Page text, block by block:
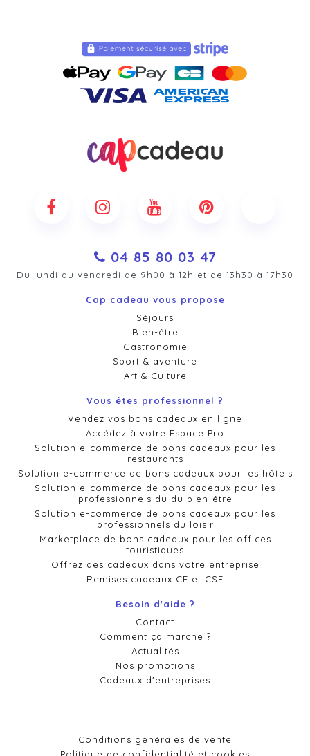
04 85 80 03 47
Du lundi au vendredi de 9h00 à 12h et de 13h30 à 17h30
Cap cadeau vous propose
Séjours
Bien-être
Gastronomie
Sport & aventure
Art & Culture
Vous êtes professionnel ?
Vendez vos bons cadeaux en ligne
Accédez à votre Espace Pro
Solution e-commerce de bons cadeaux pour les
restaurants
Solution e-commerce de bons cadeaux pour les hôtels
Solution e-commerce de bons cadeaux pour les
professionnels du du bien-être
Solution e-commerce de bons cadeaux pour les
professionnels du loisir
Marketplace de bons cadeaux pour les offices
touristiques
Offrez des cadeaux dans votre entreprise
Remises cadeaux CE et CSE
Besoin d'aide ?
Contact
Comment ça marche ?
Actualités
Nos promotions
Cadeaux d'entreprises
Conditions générales de vente